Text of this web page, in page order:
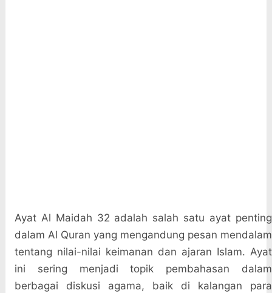
Ayat Al Maidah 32 adalah salah satu ayat penting
dalam Al Quran yang mengandung pesan mendalam
tentang nilai-nilai keimanan dan ajaran Islam. Ayat
ini sering menjadi topik pembahasan dalam
berbagai diskusi agama, baik di kalangan para